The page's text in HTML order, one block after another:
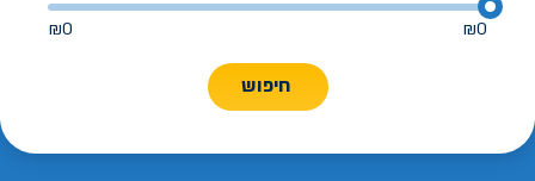
₪0
₪0
חיפוש